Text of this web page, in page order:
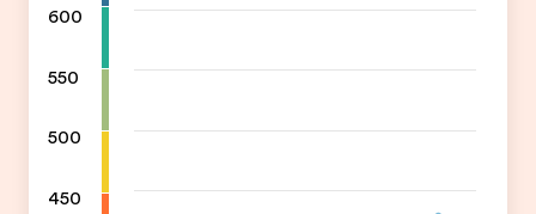
600
550
500
450